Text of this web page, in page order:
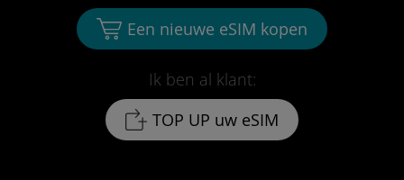
Ik ben al klant:
TOP UP uw eSIM
Een nieuwe eSIM kopen